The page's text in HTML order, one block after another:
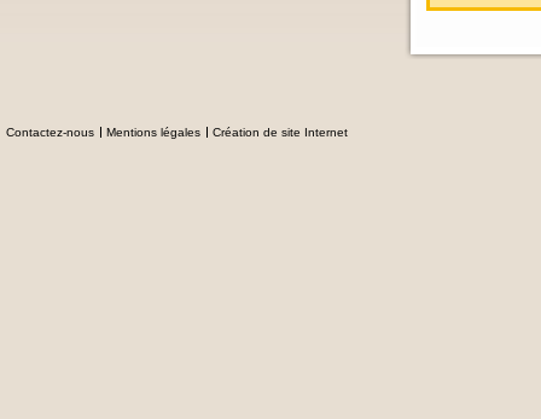
Contactez-nous Mentions légales Création de site Internet